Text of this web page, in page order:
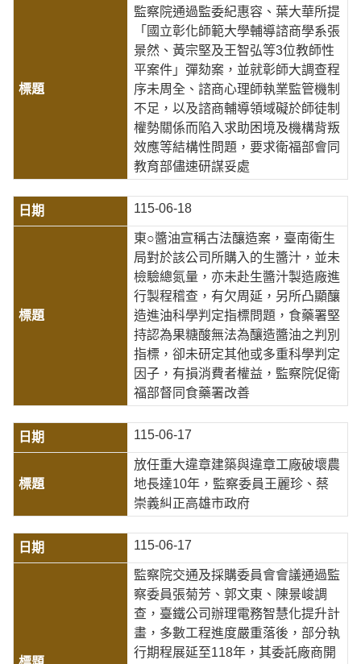
監察院通過監委紀惠容、葉大華所提
「國立彰化師範大學輔導諮商學系張
景然、黃宗堅及王智弘等3位教師性
平案件」彈劾案，並就彰師大調查程
序未周全、諮商心理師執業監管機制
不足，以及諮商輔導領域礙於師徒制
權勢關係而陷入求助困境及機構背叛
效應等結構性問題，要求衛福部會同
教育部儘速研謀妥處
115-06-18
東○醬油宣稱古法釀造案，臺南衛生
局對於該公司所購入的生醬汁，並未
檢驗總氮量，亦未赴生醬汁製造廠進
行製程稽查，有欠周延，另所凸顯釀
造進油科學判定指標問題，食藥署堅
持認為果糖酸無法為釀造醬油之判別
指標，卻未研定其他或多重科學判定
因子，有損消費者權益，監察院促衛
福部督同食藥署改善
115-06-17
放任重大違章建築與違章工廠破壞農
地長達10年，監察委員王麗珍、蔡
崇義糾正高雄市政府
115-06-17
監察院交通及採購委員會會議通過監
察委員張菊芳、郭文東、陳景峻調
查，臺鐵公司辦理電務智慧化提升計
畫，多數工程進度嚴重落後，部分執
行期程展延至118年，其委託廠商開